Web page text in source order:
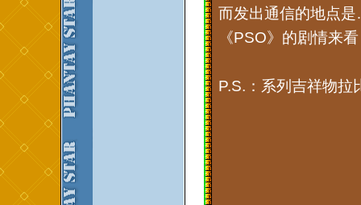
而发出通信的地点
《PSO》的剧情来
P.S.：系列吉祥物拉